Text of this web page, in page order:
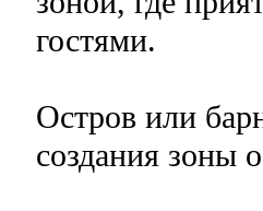
гостями.
Остров или
создания зоны